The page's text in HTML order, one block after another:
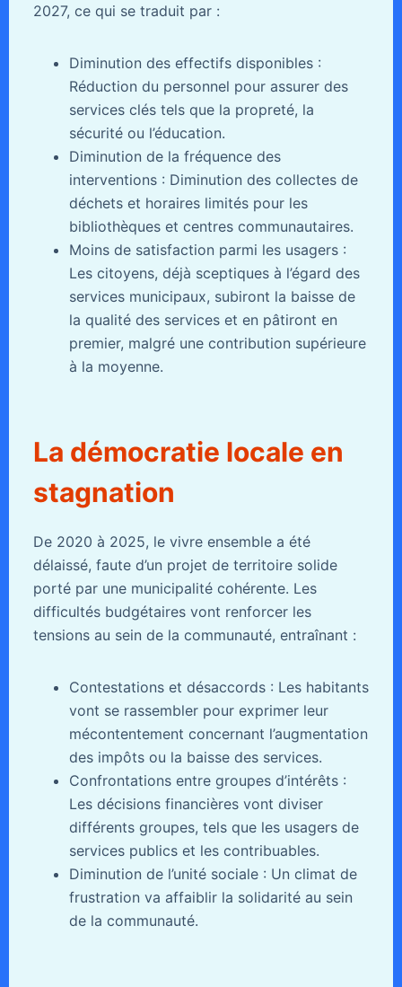
2027, ce qui se traduit par :
Diminution des effectifs disponibles :
Réduction du personnel pour assurer des
services clés tels que la propreté, la
sécurité ou l’éducation.
Diminution de la fréquence des
interventions : Diminution des collectes de
déchets et horaires limités pour les
bibliothèques et centres communautaires.
Moins de satisfaction parmi les usagers :
Les citoyens, déjà sceptiques à l’égard des
services municipaux, subiront la baisse de
la qualité des services et en pâtiront en
premier, malgré une contribution supérieure
à la moyenne.
La démocratie locale en
stagnation
De 2020 à 2025, le vivre ensemble a été
délaissé, faute d’un projet de territoire solide
porté par une municipalité cohérente. Les
difficultés budgétaires vont renforcer les
tensions au sein de la communauté, entraînant :
Contestations et désaccords : Les habitants
vont se rassembler pour exprimer leur
mécontentement concernant l’augmentation
des impôts ou la baisse des services.
Confrontations entre groupes d’intérêts :
Les décisions financières vont diviser
différents groupes, tels que les usagers de
services publics et les contribuables.
Diminution de l’unité sociale : Un climat de
frustration va affaiblir la solidarité au sein
de la communauté.